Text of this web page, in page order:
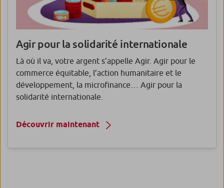
Agir pour la solidarité internationale
Là où il va, votre argent s’appelle Agir. Agir pour le
commerce équitable, l’action humanitaire et le
développement, la microfinance… Agir pour la
solidarité internationale.
Découvrir maintenant